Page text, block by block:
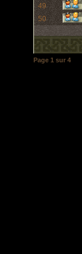
49
50
Page 1 sur 4